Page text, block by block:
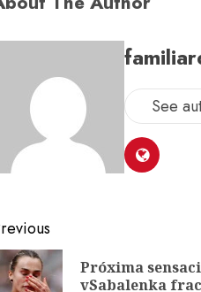
See
Próxima
vSabalenka